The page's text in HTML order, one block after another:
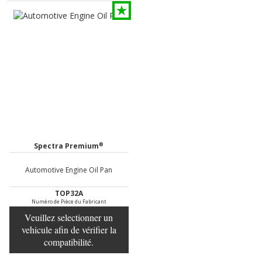
Spectra Premium®
Automotive Engine Oil Pan
TOP32A
Numéro de Pièce du Fabricant
Veuillez selectionner un
vehicule afin de vérifier la
compatibilité.